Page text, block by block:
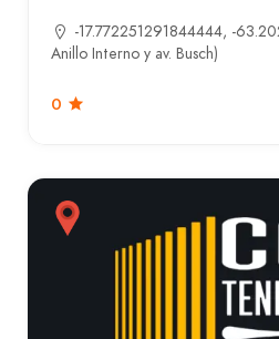
-17.772251291844444, -
Anillo Interno y av. Busch)
0